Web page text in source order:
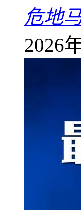
危地
2026